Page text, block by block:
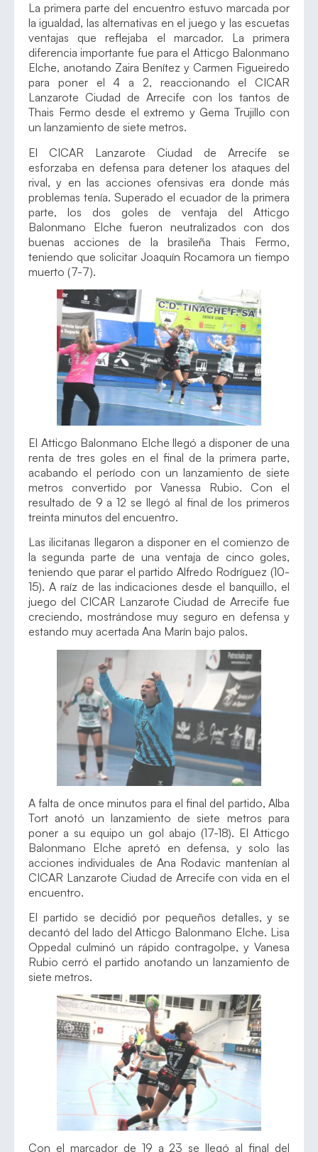
La primera parte del encuentro estuvo marcada por
la igualdad, las alternativas en el juego y las escuetas
ventajas que reflejaba el marcador. La primera
diferencia importante fue para el Atticgo Balonmano
Elche, anotando Zaira Benítez y Carmen Figueiredo
para poner el 4 a 2, reaccionando el CICAR
Lanzarote Ciudad de Arrecife con los tantos de
Thais Fermo desde el extremo y Gema Trujillo con
un lanzamiento de siete metros.
El CICAR Lanzarote Ciudad de Arrecife se
esforzaba en defensa para detener los ataques del
rival, y en las acciones ofensivas era donde más
problemas tenía. Superado el ecuador de la primera
parte, los dos goles de ventaja del Atticgo
Balonmano Elche fueron neutralizados con dos
buenas acciones de la brasileña Thais Fermo,
teniendo que solicitar Joaquín Rocamora un tiempo
muerto (7-7).
El Atticgo Balonmano Elche llegó a disponer de una
renta de tres goles en el final de la primera parte,
acabando el período con un lanzamiento de siete
metros convertido por Vanessa Rubio. Con el
resultado de 9 a 12 se llegó al final de los primeros
treinta minutos del encuentro.
Las ilicitanas llegaron a disponer en el comienzo de
la segunda parte de una ventaja de cinco goles,
teniendo que parar el partido Alfredo Rodríguez (10-
15). A raíz de las indicaciones desde el banquillo, el
juego del CICAR Lanzarote Ciudad de Arrecife fue
creciendo, mostrándose muy seguro en defensa y
estando muy acertada Ana Marín bajo palos.
A falta de once minutos para el final del partido, Alba
Tort anotó un lanzamiento de siete metros para
poner a su equipo un gol abajo (17-18). El Atticgo
Balonmano Elche apretó en defensa, y solo las
acciones individuales de Ana Rodavic mantenían al
CICAR Lanzarote Ciudad de Arrecife con vida en el
encuentro.
El partido se decidió por pequeños detalles, y se
decantó del lado del Atticgo Balonmano Elche. Lisa
Oppedal culminó un rápido contragolpe, y Vanesa
Rubio cerró el partido anotando un lanzamiento de
siete metros.
Con el marcador de 19 a 23 se llegó al final del